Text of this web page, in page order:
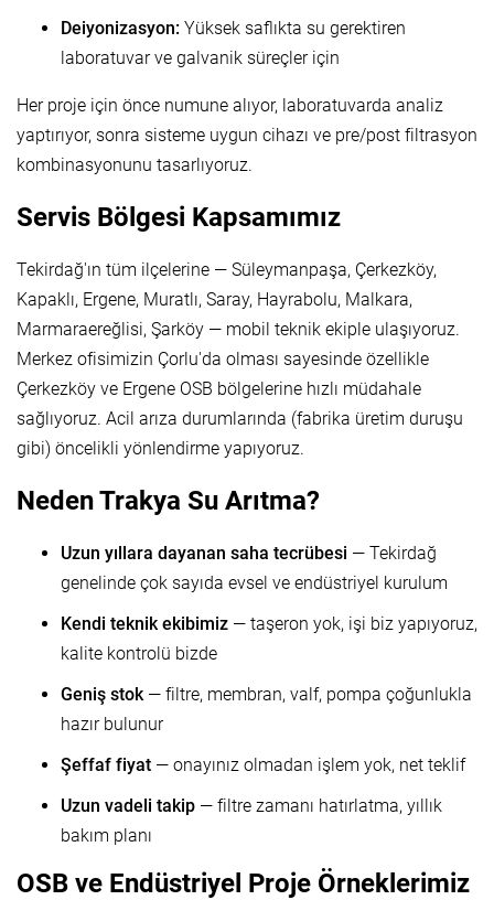
Deiyonizasyon: Yüksek saflıkta su gerektiren
laboratuvar ve galvanik süreçler için
Her proje için önce numune alıyor, laboratuvarda analiz
yaptırıyor, sonra sisteme uygun cihazı ve pre/post filtrasyon
kombinasyonunu tasarlıyoruz.
Servis Bölgesi Kapsamımız
Tekirdağ'ın tüm ilçelerine — Süleymanpaşa, Çerkezköy,
Kapaklı, Ergene, Muratlı, Saray, Hayrabolu, Malkara,
Marmaraereğlisi, Şarköy — mobil teknik ekiple ulaşıyoruz.
Merkez ofisimizin Çorlu'da olması sayesinde özellikle
Çerkezköy ve Ergene OSB bölgelerine hızlı müdahale
sağlıyoruz. Acil arıza durumlarında (fabrika üretim duruşu
gibi) öncelikli yönlendirme yapıyoruz.
Neden Trakya Su Arıtma?
Uzun yıllara dayanan saha tecrübesi — Tekirdağ
genelinde çok sayıda evsel ve endüstriyel kurulum
Kendi teknik ekibimiz — taşeron yok, işi biz yapıyoruz,
kalite kontrolü bizde
Geniş stok— filtre, membran, valf, pompa çoğunlukla
hazır bulunur
Şeffaf fiyat — onayınız olmadan işlem yok, net teklif
Uzun vadeli takip — filtre zamanı hatırlatma, yıllık
bakım planı
OSB ve Endüstriyel Proje Örneklerimiz